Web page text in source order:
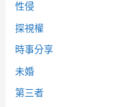
性侵
探視權
時事分享
未婚
第三者